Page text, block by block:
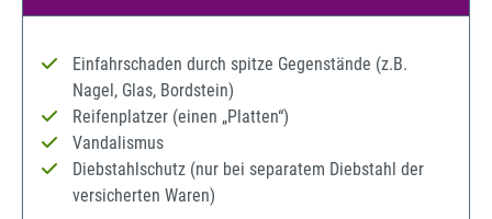
Einfahrschaden durch spitze Gegenstände (z.B.
Nagel, Glas, Bordstein)
Reifenplatzer (einen „Platten“)
Vandalismus
Diebstahlschutz (nur bei separatem Diebstahl der
versicherten Waren)